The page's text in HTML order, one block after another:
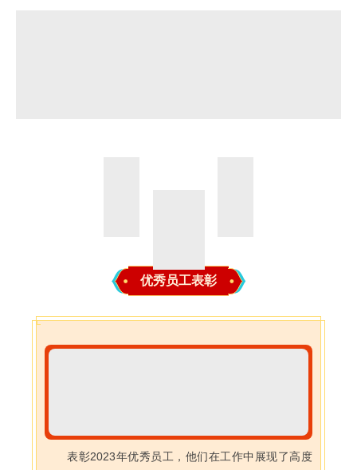
优秀员工表彰
表彰2023年优秀员工，他们在工作中展现了高度